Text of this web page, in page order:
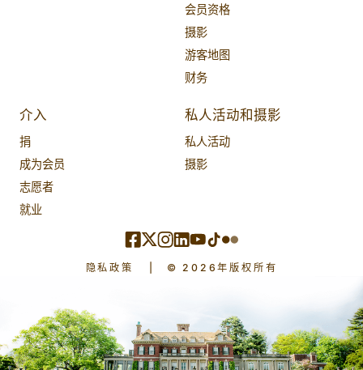
会员资格
摄影
游客地图
财务
介入
捐
成为会员
志愿者
就业
私人活动和摄影
私人活动
摄影
隐私政策 © 2026年版权所有